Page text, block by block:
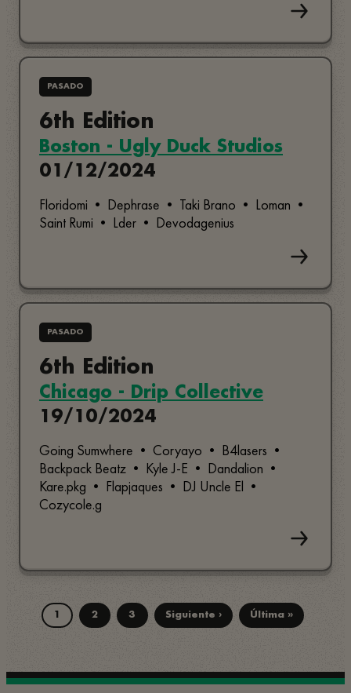
PASADO
6th Edition
Boston - Ugly Duck Studios
01/12/2024
Floridomi • Dephrase • Taki Brano • Loman •
Saint Rumi • Lder • Devodagenius
PASADO
6th Edition
Chicago - Drip Collective
19/10/2024
Going Sumwhere • Coryayo • B4lasers •
Backpack Beatz • Kyle J-E • Dandalion •
Kare.pkg • Flapjaques • DJ Uncle El •
Cozycole.g
Paginación
Página
1 Página
2 Página
3
Siguiente
página
Siguiente ›
Última
página
Última »